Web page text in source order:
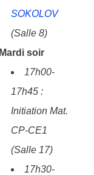
SOKOLOV
(Salle 8)
Mardi soir
17h00-
17h45 :
Initiation Mat.
CP-CE1
(Salle 17)
17h30-